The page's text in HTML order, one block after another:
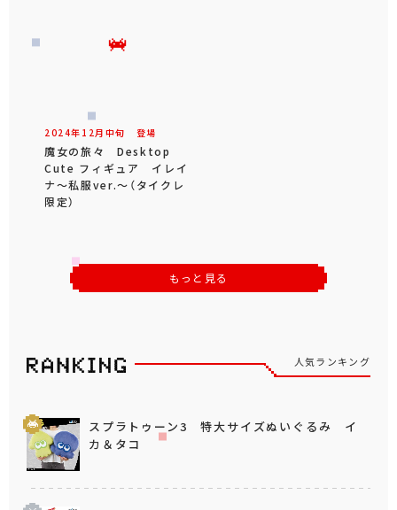
2024年 12 月 中旬 登場
魔女の旅々 Desktop
Cute フィギュア イレイ
ナ～私服ver.～（タイクレ
限定）
もっと見る
人気ランキング
スプラトゥーン3 特大サイズぬいぐるみ イ
カ＆タコ